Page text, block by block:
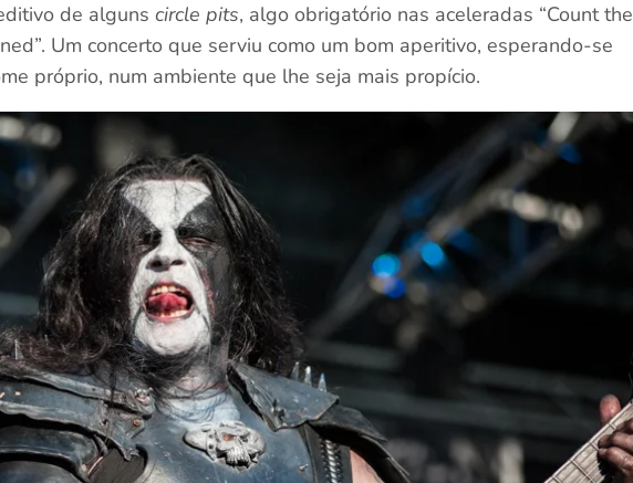
de algunscircle pits, algo obrigatório nas aceleradas “Count the
Um concerto que serviu como um bom aperitivo, esperando-se
próprio, num ambiente que lhe seja mais propício.